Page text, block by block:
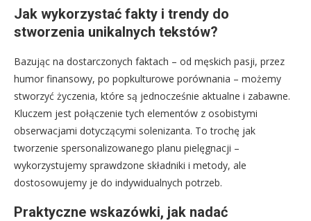
Jak wykorzystać fakty i trendy do
stworzenia unikalnych tekstów?
Bazując na dostarczonych faktach – od męskich pasji, przez
humor finansowy, po popkulturowe porównania – możemy
stworzyć życzenia, które są jednocześnie aktualne i zabawne.
Kluczem jest połączenie tych elementów z osobistymi
obserwacjami dotyczącymi solenizanta. To trochę jak
tworzenie spersonalizowanego planu pielęgnacji –
wykorzystujemy sprawdzone składniki i metody, ale
dostosowujemy je do indywidualnych potrzeb.
Praktyczne wskazówki, jak nadać